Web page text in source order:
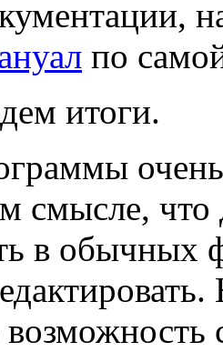
по
итоги.
смысле, что
в обычных